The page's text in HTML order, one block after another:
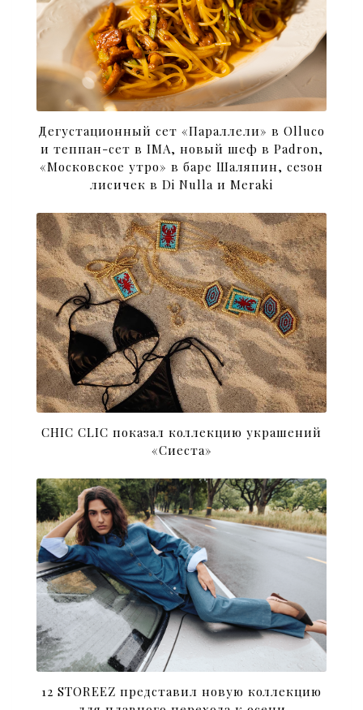
Дегустационный сет «Параллели» в Olluco
и теппан-сет в IMA, новый шеф в Padron,
«Московское утро» в баре Шаляпин, сезон
лисичек в Di Nulla и Meraki
CHIC CLIC показал коллекцию украшений
«Сиеста»
12 STOREEZ представил новую коллекцию